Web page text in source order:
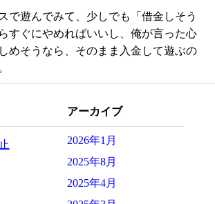
で遊んでみて、少しでも「借金しそう
すぐにやめればいいし、俺が言った心
めそうなら、そのまま入金して遊ぶの
アーカイブ
2026年1月
2025年8月
2025年4月